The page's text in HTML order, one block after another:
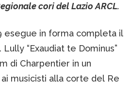
cori del Lazio ARCL.
esegue in forma completa il
“Exaudiat te Dominus”
di Charpentier in un
musicisti alla corte del Re